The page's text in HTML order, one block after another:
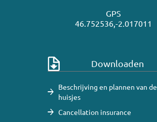
GPS
46.752536,-2.017011
Downloaden
Beschrijving en plannen van de
huisjes
Cancellation insurance